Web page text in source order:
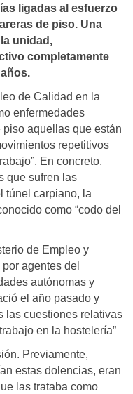
ligadas al esfuerzo
de piso. Una
unidad,
completamente
de Calidad en la
enfermedades
aquellas que están
repetitivos
En concreto,
que sufren las
túnel carpiano, la
como “codo del
de Empleo y
agentes del
autónomas y
el año pasado y
las cuestiones relativas
en la hostelería”
Previamente,
estas dolencias, eran
las trataba como